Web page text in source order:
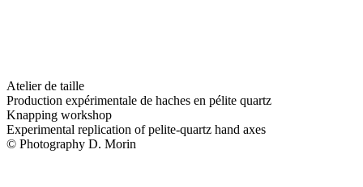
Atelier de taille
Production expérimentale de haches en pélite quartz
Knapping workshop
Experimental replication of pelite-quartz hand axes
© Photography D. Morin